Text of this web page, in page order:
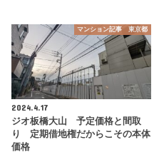
マンション記事 東京都
2024.4.17
ジオ板橋大山 予定価格と間取
り 定期借地権だからこその本体
価格